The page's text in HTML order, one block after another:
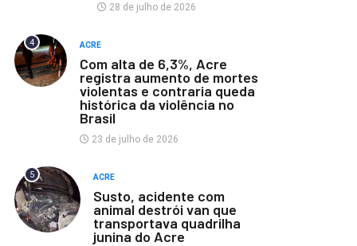
28 de julho de 2026
4 ACRE
Com alta de 6,3%, Acre
registra aumento de mortes
violentas e contraria queda
histórica da violência no
Brasil
23 de julho de 2026
5 ACRE
Susto, acidente com
animal destrói van que
transportava quadrilha
junina do Acre